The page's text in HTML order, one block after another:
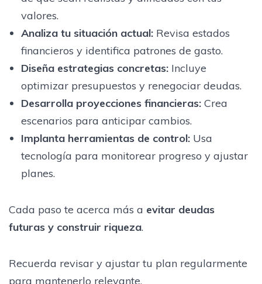
valores.
Analiza tu situación actual:Revisa estados
financieros y identifica patrones de gasto.
Diseña estrategias concretas:Incluye
optimizar presupuestos y renegociar deudas.
Desarrolla proyecciones financieras:Crea
escenarios para anticipar cambios.
Implanta herramientas de control:Usa
tecnología para monitorear progreso y ajustar
planes.
Cada paso te acerca más a evitar deudas
futuras y construir riqueza.
Recuerda revisar y ajustar tu plan regularmente
para mantenerlo relevante.